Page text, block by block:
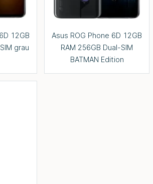
12GB
grau
Asus ROG Phone 6D 12GB
RAM 256GB Dual-SIM
BATMAN Edition